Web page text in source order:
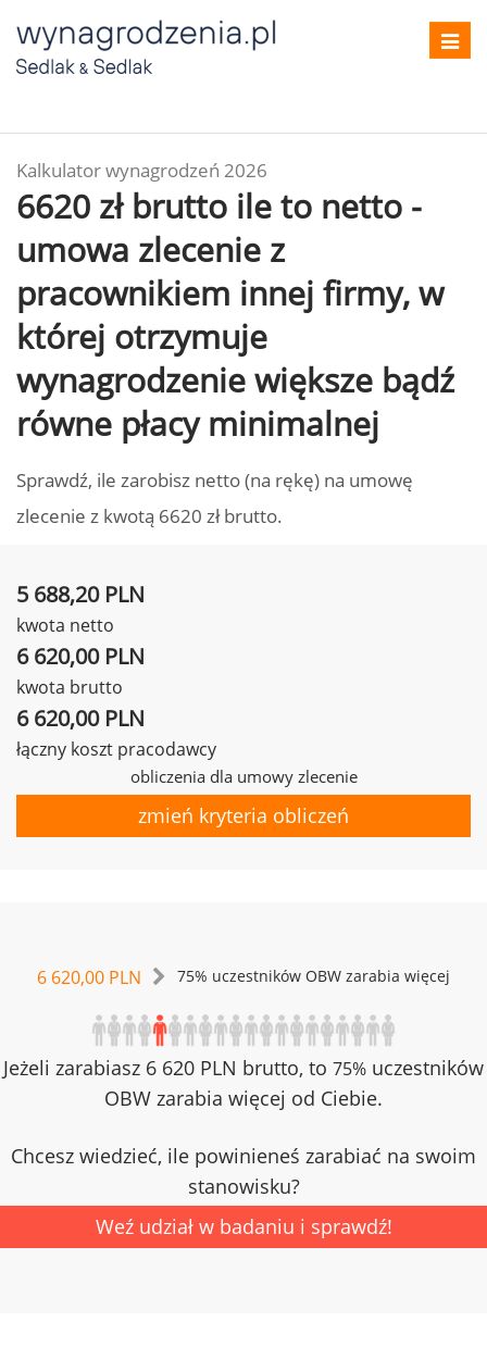
Kalkulator wynagrodzeń 2026
6620 zł brutto ile to netto -
umowa zlecenie z
pracownikiem innej firmy, w
której otrzymuje
wynagrodzenie większe bądź
równe płacy minimalnej
Sprawdź, ile zarobisz netto (na rękę) na umowę
zlecenie z kwotą 6620 zł brutto.
5 688,20 PLN
kwota netto
6 620,00 PLN
kwota brutto
6 620,00 PLN
łączny koszt pracodawcy
obliczenia dla umowy zlecenie
zmień kryteria obliczeń
6 620,00 PLN 75% uczestników OBW zarabia więcej
Jeżeli zarabiasz 6 620 PLN brutto, to 75% uczestników
OBW zarabia więcej od Ciebie.
Chcesz wiedzieć, ile powinieneś zarabiać na swoim
stanowisku?
Weź udział w badaniu i sprawdź!